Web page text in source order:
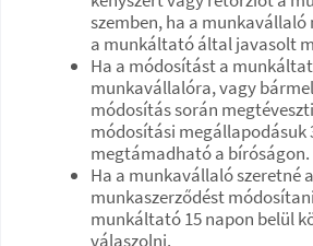
szemben, ha a munkavállaló
a munkáltató által javasolt
Ha a módosítást a
munkavállalóra, vagy
módosítás során
módosítási megállapodásuk
megtámadható a bíróságon.
Ha a munkavállaló szeretné a
munkaszerződést
munkáltató 15 napon belül
válaszolni.